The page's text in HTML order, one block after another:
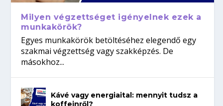
Milyen végzettséget igényelnek ezek a
munkakörök?
Egyes munkakörök betöltéséhez elegendő egy
szakmai végzettség vagy szakképzés. De
másokhoz...
Kávé vagy energiaital: mennyit tudsz a
koffeinről?